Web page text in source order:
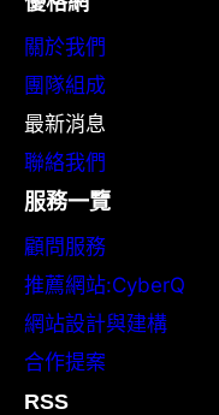
關於我們
團隊組成
最新消息
聯絡我們
服務一覽
顧問服務
推薦網站:CyberQ
網站設計與建構
合作提案
RSS